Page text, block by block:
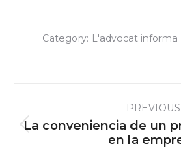
Category: L'advocat informa
navigationPREVIOUS
post:
La conveniencia de un
en la